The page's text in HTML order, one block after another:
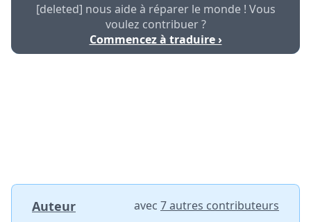
[deleted] nous aide à réparer le monde ! Vous
voulez contribuer ?
Commencez à traduire ›
Auteur avec 7 autres contributeurs